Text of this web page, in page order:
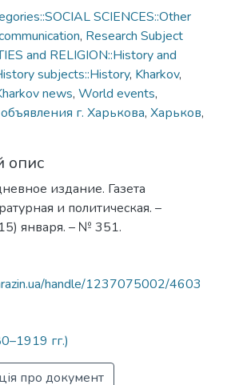
SCIENCES::Other
, Research Subject
and RELIGION::History and
subjects::History, Kharkov,
news, World events,
объявления г. Харькова, Харьков,
опис
издание. Газета
и политическая. –
января. – № 351.
handle/1237075002/4603
гг.)
про документ